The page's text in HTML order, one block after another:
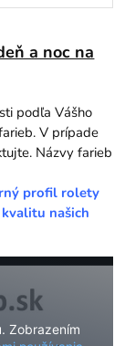
a noc na
podľa Vášho
V prípade
Názvy farieb
profil rolety
našich
Zobrazením